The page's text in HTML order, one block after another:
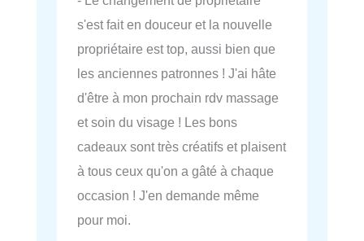
s'est fait en douceur et la nouvelle
propriétaire est top, aussi bien que
les anciennes patronnes ! J'ai hâte
d'être à mon prochain rdv massage
et soin du visage ! Les bons
cadeaux sont très créatifs et plaisent
à tous ceux qu'on a gâté à chaque
occasion ! J'en demande même
pour moi.